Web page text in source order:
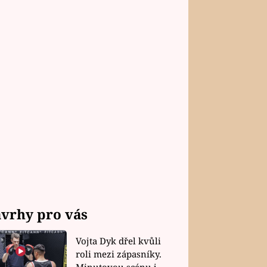
pro vás
Vojta Dyk dřel kvůli
roli mezi zápasníky.